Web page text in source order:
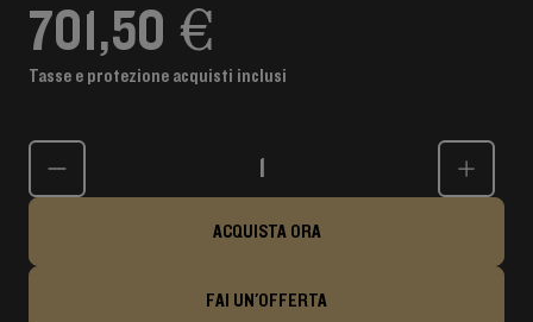
701,50 €
Tasse e protezione acquisti inclusi
Quantità
ACQUISTA ORA
FAI UN'OFFERTA